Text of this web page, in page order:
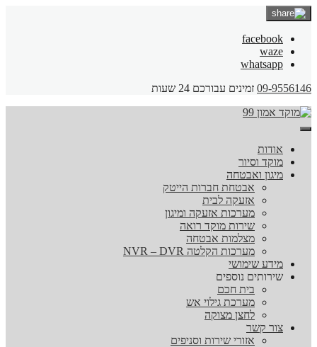
facebook
waze
whatsapp
09-9556146 זמינים עבורכם 24 שעות
אודות
מוקד וסיור
מיגון ואבטחה
אבטחת חברות הייטק
אזעקה לבית
מערכות אזעקה ומיגון
שירות מוקד רואה
מצלמות אבטחה
מערכות הקלטה NVR – DVR
מידע שימושי
שירותים נוספים
בית חכם
מערכת גילוי אש
לחצן מצוקה
צור קשר
אזורי שירות וסניפים